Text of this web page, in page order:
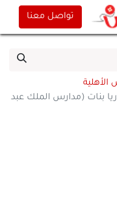
تواصل معنا
الأهلية
بنات (مدارس الملك عبد